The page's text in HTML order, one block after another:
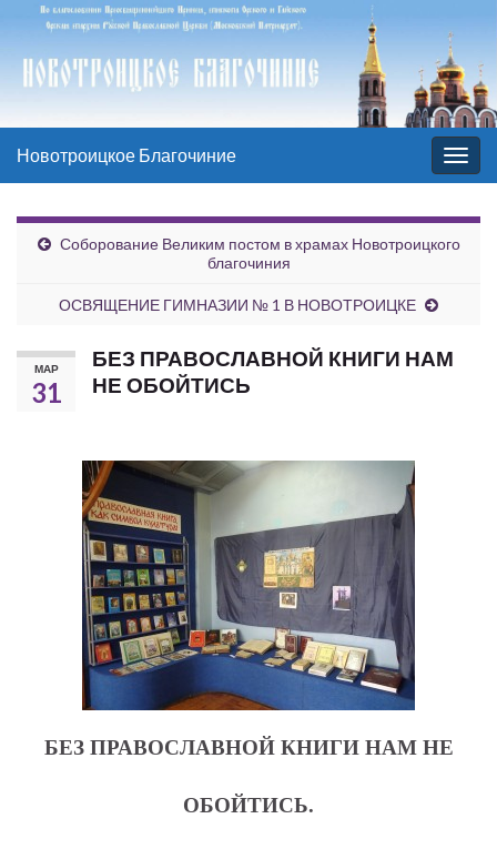
Вкл/
выкл
Новотроицкое Благочиние
Соборование Великим постом в храмах Новотроицкого
благочиния
ОСВЯЩЕНИЕ ГИМНАЗИИ № 1 В НОВОТРОИЦКЕ
МАР
31
БЕЗ ПРАВОСЛАВНОЙ КНИГИ НАМ
НЕ ОБОЙТИСЬ
БЕЗ ПРАВОСЛАВНОЙ КНИГИ НАМ НЕ
ОБОЙТИСЬ.